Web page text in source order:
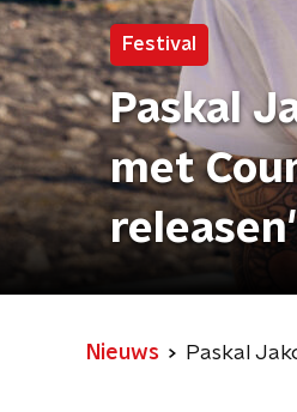
Festival
Paskal
met
releasen'
Nieuws Paskal